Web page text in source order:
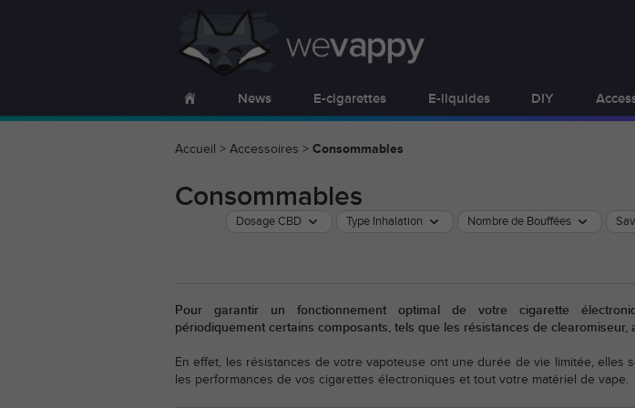
News E-cigarettes E-liquides DIY
Accueil > Accessoires > Consommables
Consommables
Dosage CBD Type Inhalation Nombre de Bouffées
Pour garantir un fonctionnement optimal de votre cigarette
périodiquement certains composants, tels que les résistances de clearomiseur,
En effet, les résistances de votre vapoteuse ont une durée de vie limitée,
les performances de vos cigarettes électroniques et tout votre matériel de vape.